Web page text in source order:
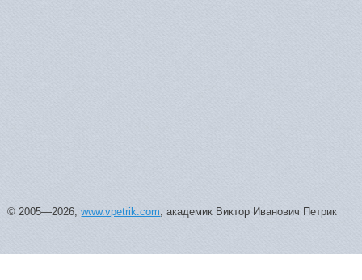
© 2005—2026,www.vpetrik.com, академик Виктор Иванович Петрик